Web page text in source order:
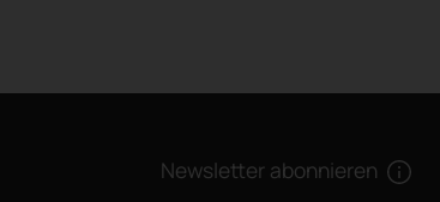
Newsletter abonnieren